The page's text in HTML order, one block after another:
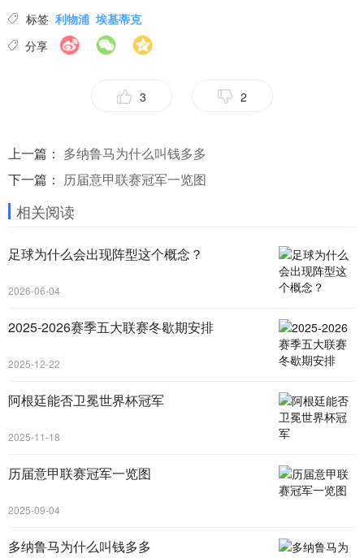
标签 利物浦 埃基蒂克
分享
3 2
上一篇： 多纳鲁马为什么叫钱多多
下一篇： 历届意甲联赛冠军一览图
相关阅读
足球为什么会出现阵型这个概念？
2026-06-04
2025-2026赛季五大联赛冬歇期安排
2025-12-22
阿根廷能否卫冕世界杯冠军
2025-11-18
历届意甲联赛冠军一览图
2025-09-04
多纳鲁马为什么叫钱多多